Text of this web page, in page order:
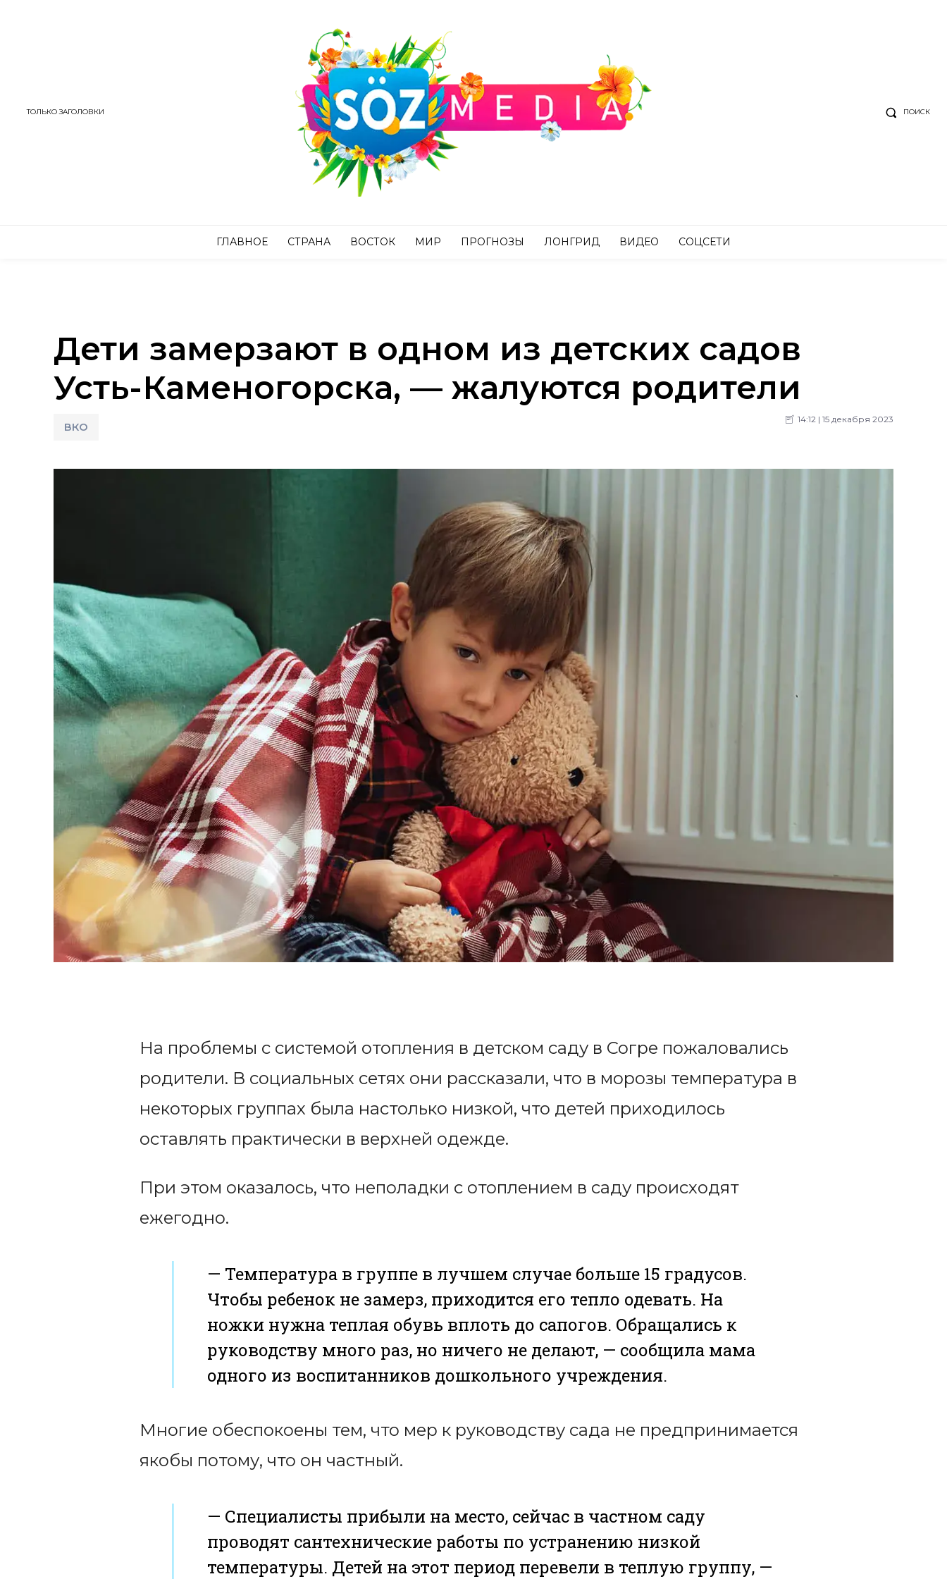
ТОЛЬКО ЗАГОЛОВКИ ПОИСК
ГЛАВНОЕ СТРАНА ВОСТОК МИР ПРОГНОЗЫ ЛОНГРИД ВИДЕО СОЦСЕТИ
Дети замерзают в одном из детских садов
Усть-Каменогорска, — жалуются родители
ВКО
14:12 | 15 декабря 2023
На проблемы с системой отопления в детском саду в Согре пожаловались
родители. В социальных сетях они рассказали, что в морозы температура в
некоторых группах была настолько низкой, что детей приходилось
оставлять практически в верхней одежде.
При этом оказалось, что неполадки с отоплением в саду происходят
ежегодно.
— Температура в группе в лучшем случае больше 15 градусов.
Чтобы ребенок не замерз, приходится его тепло одевать. На
ножки нужна теплая обувь вплоть до сапогов. Обращались к
руководству много раз, но ничего не делают, — сообщила мама
одного из воспитанников дошкольного учреждения.
Многие обеспокоены тем, что мер к руководству сада не предпринимается
якобы потому, что он частный.
— Специалисты прибыли на место, сейчас в частном саду
проводят сантехнические работы по устранению низкой
температуры. Детей на этот период перевели в теплую группу, —